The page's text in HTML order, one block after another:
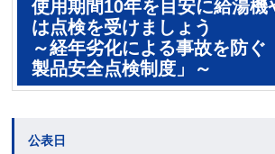
使用期間10年を目安に給湯機
は点検を受けましょう
～経年劣化による事故を防ぐ
製品安全点検制度」～
公表日